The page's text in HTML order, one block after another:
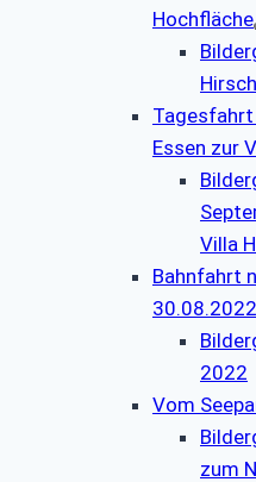
Hochfläche
Essen zur
Villa
Bahnfahrt
30.08.2022
2022
Vom
zum